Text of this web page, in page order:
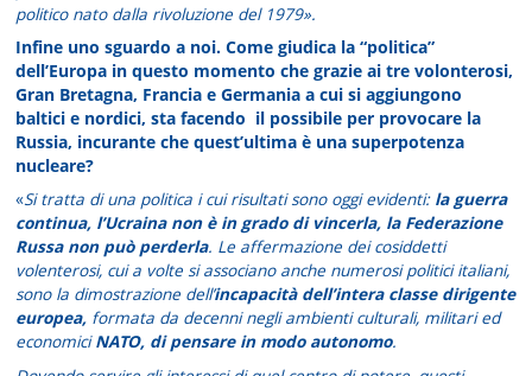
politico nato dalla rivoluzione del 1979».
Infine uno sguardo a noi. Come giudica la “politica”
dell’Europa in questo momento che grazie ai tre volonterosi,
Gran Bretagna, Francia e Germania a cui si aggiungono
baltici e nordici, sta facendo il possibile per provocare la
Russia, incurante che quest’ultima è una superpotenza
nucleare?
«Si tratta di una politica i cui risultati sono oggi evidenti:la guerra
continua, l’Ucraina non è in grado di vincerla, la Federazione
Russa non può perderla. Le affermazione dei cosiddetti
volenterosi, cui a volte si associano anche numerosi politici italiani,
sono la dimostrazione dell’incapacità dell’intera classe dirigente
europea, formata da decenni negli ambienti culturali, militari ed
economiciNATO, di pensare in modo autonomo.